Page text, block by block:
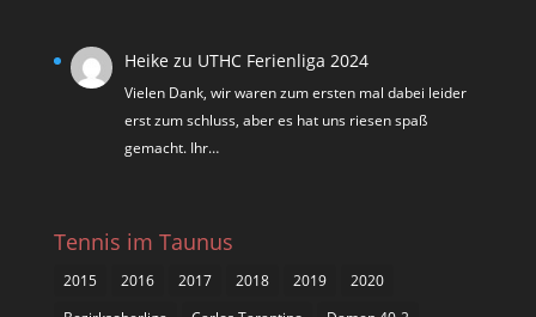
Heike zu UTHC Ferienliga 2024
Vielen Dank, wir waren zum ersten mal dabei leider
erst zum schluss, aber es hat uns riesen spaß
gemacht. Ihr…
Tennis im Taunus
2015 2016 2017 2018 2019
2020